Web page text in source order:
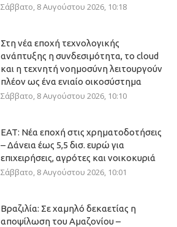
Σάββατο, 8 Αυγούστου 2026, 10:18
Στη νέα εποχή τεχνολογικής
ανάπτυξης η συνδεσιμότητα, το cloud
και η τεχνητή νοημοσύνη λειτουργούν
πλέον ως ένα ενιαίο οικοσύστημα
Σάββατο, 8 Αυγούστου 2026, 10:10
ΕΑΤ: Νέα εποχή στις χρηματοδοτήσεις
– Δάνεια έως 5,5 δισ. ευρώ για
επιχειρήσεις, αγρότες και νοικοκυριά
Σάββατο, 8 Αυγούστου 2026, 10:01
Βραζιλία: Σε χαμηλό δεκαετίας η
αποψίλωση του Αμαζονίου –